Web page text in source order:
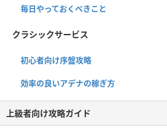
毎日やっておくべきこと
クラシックサービス
初心者向け序盤攻略
効率の良いアデナの稼ぎ方
上級者向け攻略ガイド